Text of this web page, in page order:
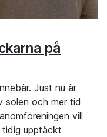
på
Just nu är
solen och mer tid
vill
upptäckt